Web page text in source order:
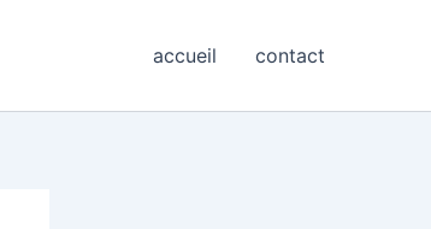
accueil contact